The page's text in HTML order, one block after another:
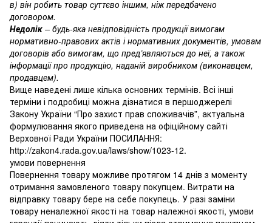
в) він робить товар суттєво іншим, ніж передбачено
договором.
Недолік – будь-яка невідповідність продукції вимогам
нормативно-правових актів і нормативних документів, умовам
договорів або вимогам, що пред’являються до неї, а також
інформації про продукцію, наданій виробником (виконавцем,
продавцем).
Вище наведені лише кілька основних термінів. Всі інші
терміни і подробиці можна дізнатися в першоджерелі
Закону України “Про захист прав споживачів”, актуальна
формулювання якого приведена на офіційному сайті
Верховної Ради України ПОСИЛАННЯ:
http://zakon4.rada.gov.ua/laws/show/1023-12.
умови повернення
Повернення товару можливе протягом 14 днів з моменту
отримання замовленого товару покупцем. Витрати на
відправку товару бере на себе покупець. У разі заміни
товару неналежної якості на товар належної якості, умови